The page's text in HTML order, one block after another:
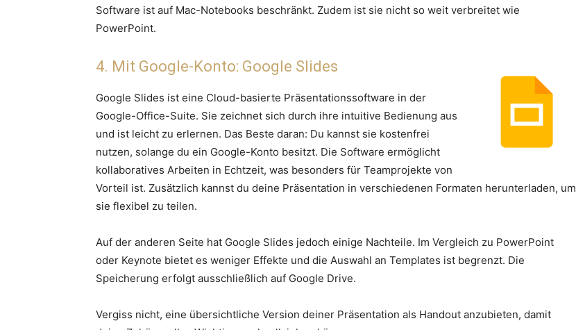
Software ist auf Mac-Notebooks beschränkt. Zudem ist sie nicht so weit verbreitet wie
PowerPoint.
4. Mit Google-Konto: Google Slides
Google Slides ist eine Cloud-basierte Präsentationssoftware in der
Google-Office-Suite. Sie zeichnet sich durch ihre intuitive Bedienung aus
und ist leicht zu erlernen. Das Beste daran: Du kannst sie kostenfrei
nutzen, solange du ein Google-Konto besitzt. Die Software ermöglicht
kollaboratives Arbeiten in Echtzeit, was besonders für Teamprojekte von
Vorteil ist. Zusätzlich kannst du deine Präsentation in verschiedenen Formaten herunterladen, um
sie flexibel zu teilen.
Auf der anderen Seite hat Google Slides jedoch einige Nachteile. Im Vergleich zu PowerPoint
oder Keynote bietet es weniger Effekte und die Auswahl an Templates ist begrenzt. Die
Speicherung erfolgt ausschließlich auf Google Drive.
Vergiss nicht, eine übersichtliche Version deiner Präsentation als Handout anzubieten, damit